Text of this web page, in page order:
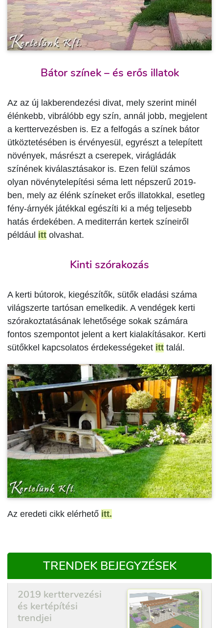
Bátor színek – és erős illatok
Az az új lakberendezési divat, mely szerint minél
élénkebb, vibrálóbb egy szín, annál jobb, megjelent
a kerttervezésben is. Ez a felfogás a színek bátor
ütköztetésében is érvényesül, egyrészt a telepített
növények, másrészt a cserepek, virágládák
színének kiválasztásakor is. Ezen felül számos
olyan növénytelepítési séma lett népszerű 2019-
ben, mely az élénk színeket erős illatokkal, esetleg
fény-árnyék játékkal egészíti ki a még teljesebb
hatás érdekében. A mediterrán kertek színeiről
például itt olvashat.
Kinti szórakozás
A kerti bútorok, kiegészítők, sütők eladási száma
világszerte tartósan emelkedik. A vendégek kerti
szórakoztatásának lehetősége sokak számára
fontos szempontot jelent a kert kialakításakor. Kerti
sütőkkel kapcsolatos érdekességeket itt talál.
Az eredeti cikk elérhető itt.
TRENDEK BEJEGYZÉSEK
2019 kerttervezési
és kertépítési
trendjei